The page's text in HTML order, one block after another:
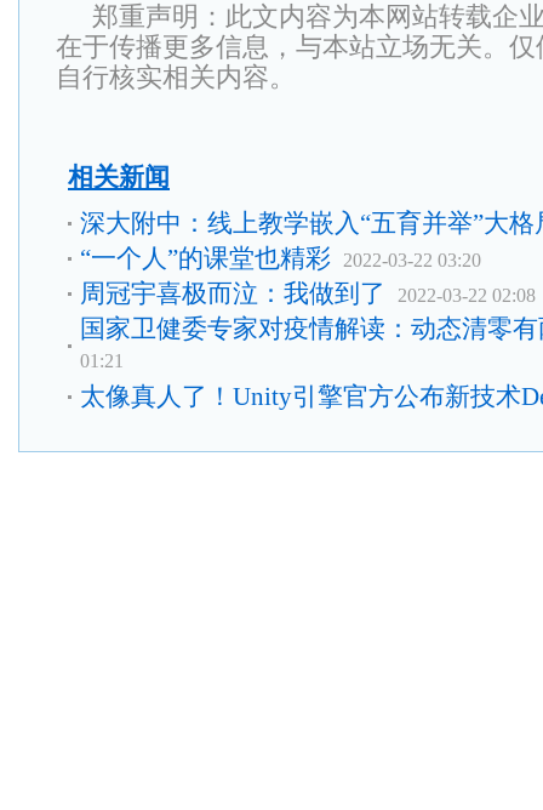
郑重声明：此文内容为本网站转载企
在于传播更多信息，与本站立场无关。
自行核实相关内容。
相关新闻
深大附中：线上教学嵌入“五育并举”大格
“一个人”的课堂也精彩 2022-03-22 03:20
周冠宇喜极而泣：我做到了 2022-03-22 02:08
国家卫健委专家对疫情解读：动态清零
01:21
太像真人了！Unity引擎官方公布新技术